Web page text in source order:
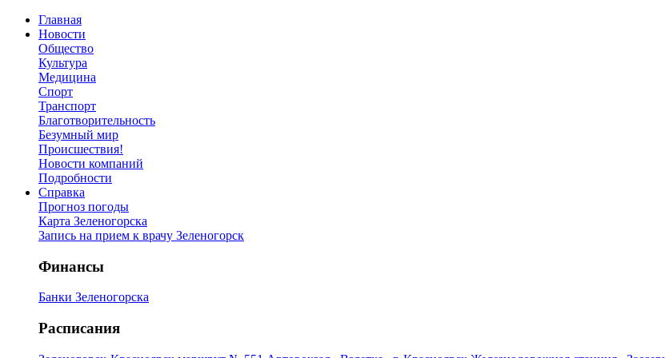
Главная
Новости
Общество
Культура
Медицина
Спорт
Транспорт
Благотворительность
Безумный мир
Происшествия!
Новости компаний
Подробности
Справка
Прогноз погоды
Карта Зеленогорска
Запись на прием к врачу Зеленогорск
Финансы
Банки Зеленогорска
Расписания